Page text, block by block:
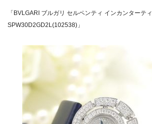
「BVLGARI ブルガリ セルペンティ インカンターティ
SPW30D2GD2L(102538)」